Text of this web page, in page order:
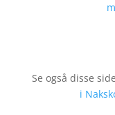
Se også disse
i